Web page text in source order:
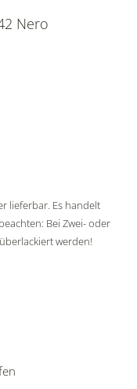
Nero
lieferbar. Es handelt
Bei Zwei- oder
werden!